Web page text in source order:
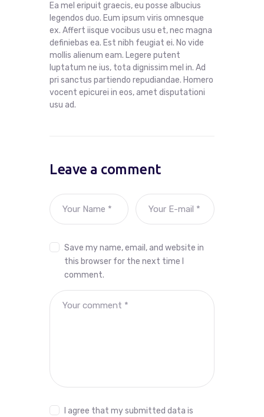
Ea mel eripuit graecis, eu posse albucius
legendos duo. Eum ipsum viris omnesque
ex. Affert iisque vocibus usu et, nec magna
definiebas ea. Est nibh feugiat ei. No vide
mollis alienum eam. Legere putent
luptatum ne ius, tota dignissim mel in. Ad
pri sanctus partiendo repudiandae. Homero
vocent epicurei in eos, amet disputationi
usu ad.
Leave a comment
Save my name, email, and website in
this browser for the next time I
comment.
I agree that my submitted data is